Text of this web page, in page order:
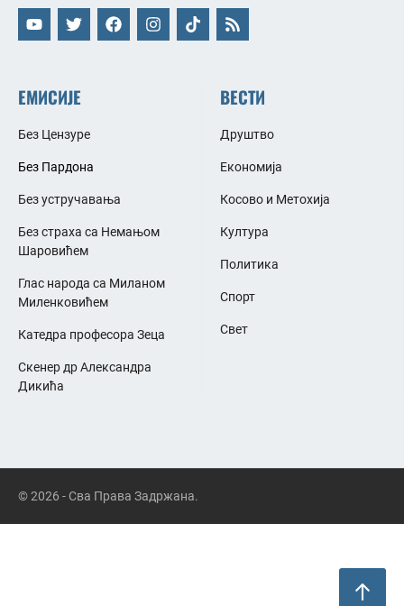
ЕМИСИЈЕ
Без Цензуре
Без Пардона
Без устручавања
Без страха са Немањом
Шаровићем
Глас народа са Миланом
Миленковићем
Катедра професора Зеца
Скенер др Александра
Дикића
ВЕСТИ
Друштво
Економија
Косово и Метохија
Култура
Политика
Спорт
Свет
© 2026 - Сва Права Задржана.